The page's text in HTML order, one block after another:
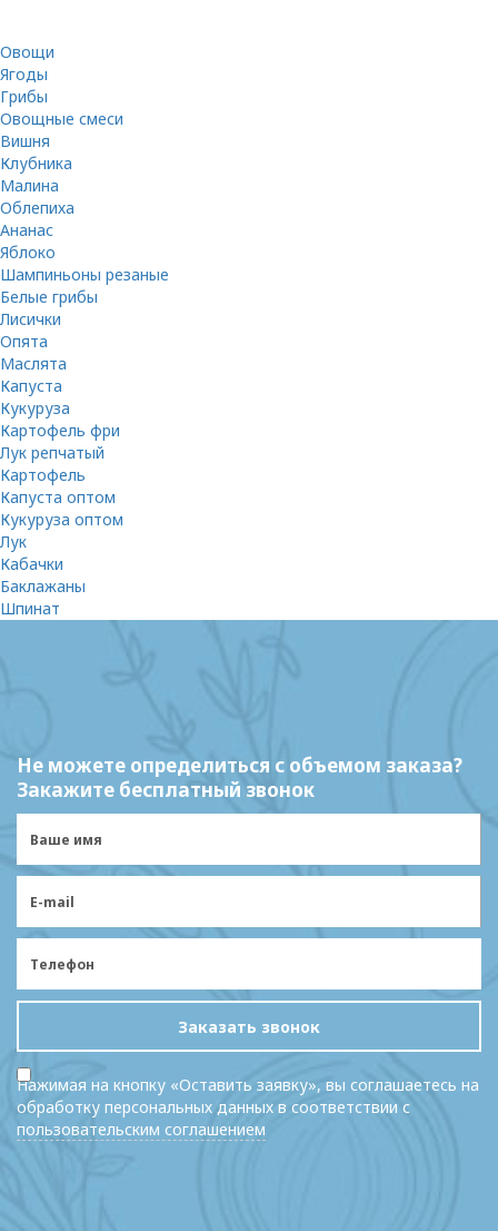
Овощи
Ягоды
Грибы
Овощные смеси
Вишня
Клубника
Малина
Облепиха
Ананас
Яблоко
Шампиньоны резаные
Белые грибы
Лисички
Опята
Маслята
Капуста
Кукуруза
Картофель фри
Лук репчатый
Картофель
Капуста оптом
Кукуруза оптом
Лук
Кабачки
Баклажаны
Шпинат
Не можете определиться с объемом заказа?
Закажите бесплатный звонок
Заказать звонок
Нажимая на кнопку «Оставить заявку», вы соглашаетесь на
обработку персональных данных в соответствии с
пользовательским соглашением